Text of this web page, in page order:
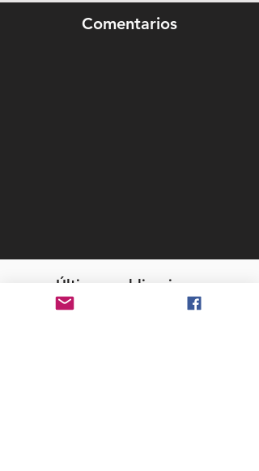
Comentarios
Últimas publicaciones